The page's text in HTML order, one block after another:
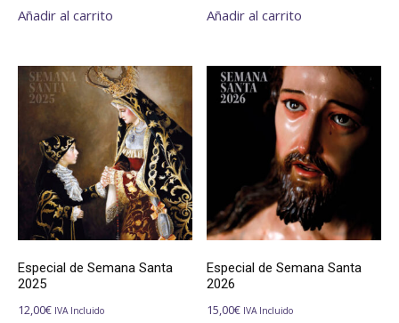
Añadir al carrito Añadir al carrito
Especial de Semana Santa
2025
12,00€ IVA Incluido
Especial de Semana Santa
2026
15,00€ IVA Incluido